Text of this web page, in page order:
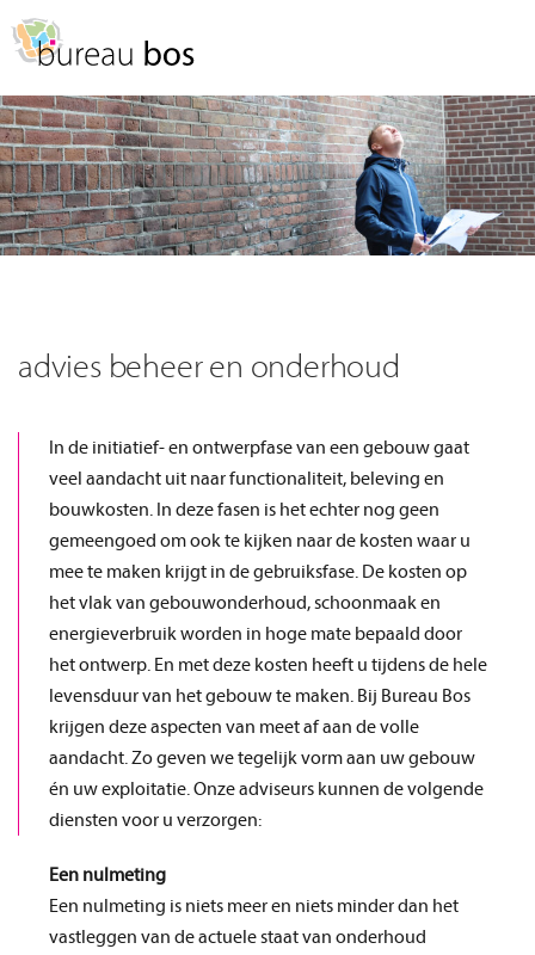
Spring
naar
hoofdnavigatie
Door
naar
hoofd
inhoud
advies beheer en onderhoud
In de initiatief- en ontwerpfase van een gebouw gaat
veel aandacht uit naar functionaliteit, beleving en
bouwkosten. In deze fasen is het echter nog geen
gemeengoed om ook te kijken naar de kosten waar u
mee te maken krijgt in de gebruiksfase. De kosten op
het vlak van gebouwonderhoud, schoonmaak en
energieverbruik worden in hoge mate bepaald door
het ontwerp. En met deze kosten heeft u tijdens de hele
levensduur van het gebouw te maken. Bij Bureau Bos
krijgen deze aspecten van meet af aan de volle
aandacht. Zo geven we tegelijk vorm aan uw gebouw
én uw exploitatie. Onze adviseurs kunnen de volgende
diensten voor u verzorgen:
Een nulmeting
Een nulmeting is niets meer en niets minder dan het
vastleggen van de actuele staat van onderhoud